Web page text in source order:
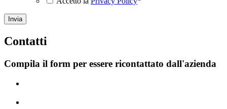
Contatti
Compila il form per essere ricontattato dall'azienda